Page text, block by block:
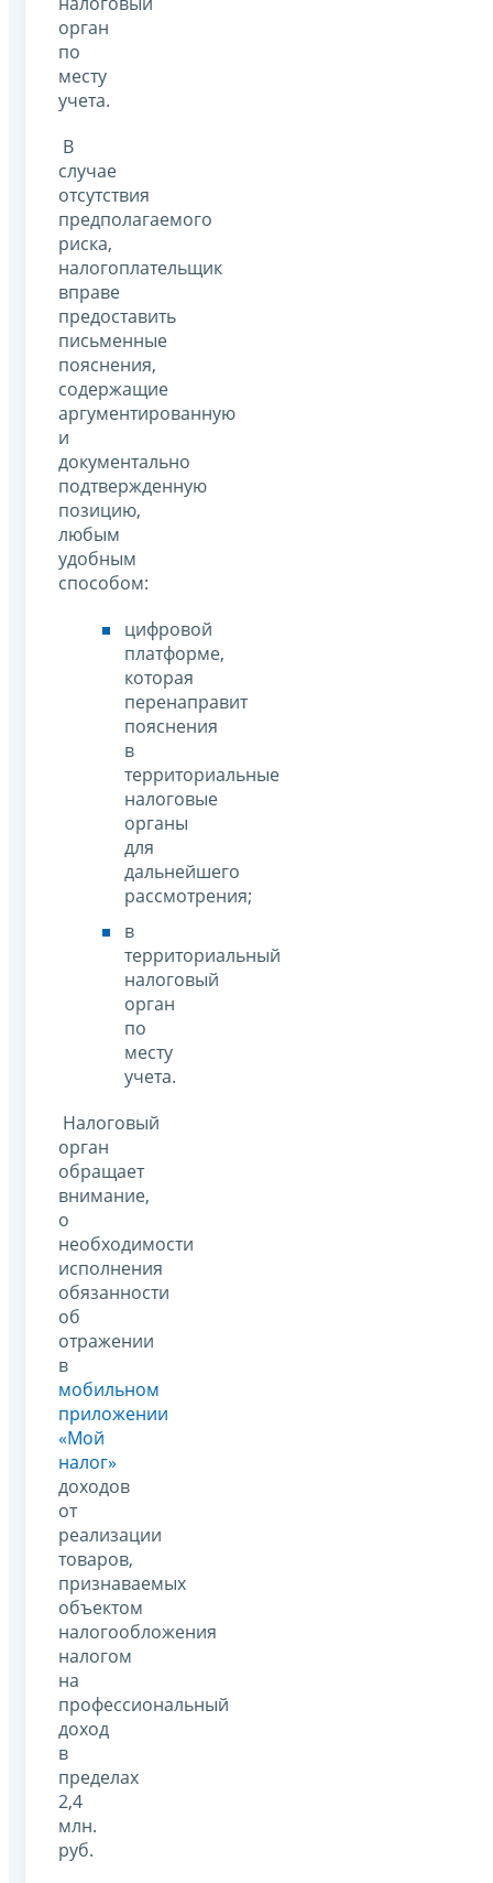
орган
по
месту
учета.
В
случае
отсутствия
предполагаемого
риска,
налогоплательщик
вправе
предоставить
письменные
пояснения,
содержащие
аргументированную
и
документально
подтвержденную
позицию,
любым
удобным
способом:
цифровой
платформе,
которая
перенаправит
пояснения
в
территориальные
налоговые
органы
для
дальнейшего
рассмотрения;
в
территориальный
налоговый
орган
по
месту
учета.
Налоговый
орган
обращает
внимание,
о
необходимости
исполнения
обязанности
об
отражении
в
мобильном
приложении
«Мой
налог»
доходов
от
реализации
товаров,
признаваемых
объектом
налогообложения
налогом
на
профессиональный
доход
в
пределах
2,4
млн.
руб.